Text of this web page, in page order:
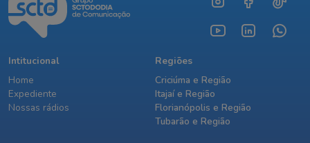
Intitucional
Home
Expediente
Nossas rádios
Regiões
Criciúma e Região
Itajaí e Região
Florianópolis e Região
Tubarão e Região